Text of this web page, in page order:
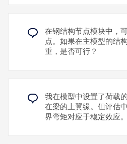
Kapitel F4 (Abschnitt 5b)
enthalten.
了解更多
的极值。该设计适用于具有塑
如各向同性 | 塑性（面/实体）
观看解释视频
在钢结构节点模块中，
点。如果在主模型的结
重，是否可行？
我在模型中设置了荷载
在梁的上翼缘。但评估
界弯矩对应于稳定效应